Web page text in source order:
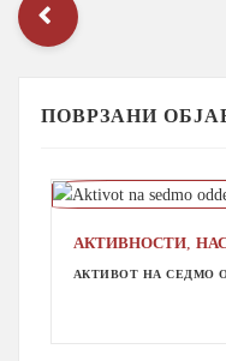
ПОВРЗАНИ
АКТИВНОСТИ,
АКТИВОТ НА СЕДМО